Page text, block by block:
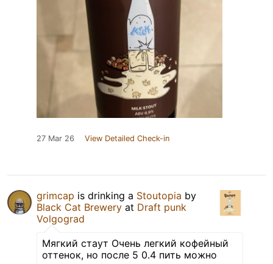
27 Mar 26 View Detailed Check-in
grimcap is drinking a Stoutopia by
Black Cat Brewery at Draft punk
Volgograd
Мягкий стаут Очень легкий кофейный
оттенок, но после 5 0.4 пить можно